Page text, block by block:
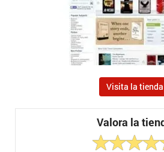
Visita la tienda
Valora la